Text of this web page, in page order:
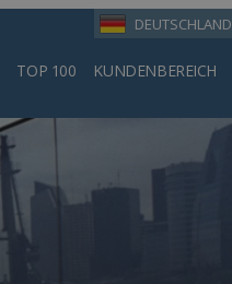
DEUTSCHLAND
TOP 100 KUNDENBEREICH